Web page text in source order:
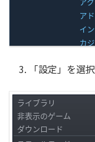
3. 「設定」を選択